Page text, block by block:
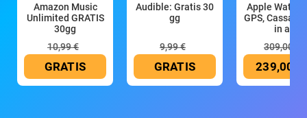
Amazon Music
Unlimited GRATIS
30gg
10,99 €
GRATIS
Audible: Gratis 30
gg
9,99 €
GRATIS
Apple Watch
GPS, Cassa
in all
309,00 €
239,00 €